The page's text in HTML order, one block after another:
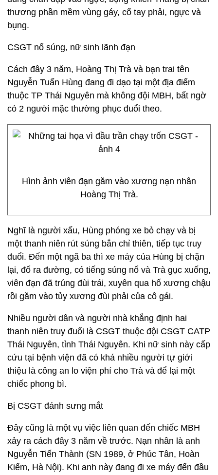
thương phần mềm vùng gáy, cổ tay phải, ngực và
bụng.
CSGT nổ súng, nữ sinh lãnh đạn
Cách đây 3 năm, Hoàng Thị Trà và bạn trai tên
Nguyễn Tuấn Hùng đang đi dạo tại một địa điểm
thuộc TP Thái Nguyên mà không đội MBH, bất ngờ
có 2 người mặc thường phục đuổi theo.
Hình ảnh viên đạn găm vào xương nạn nhân
Hoàng Thị Trà.
Nghĩ là người xấu, Hùng phóng xe bỏ chạy và bị
một thanh niên rút súng bắn chỉ thiên, tiếp tục truy
đuổi. Đến một ngã ba thì xe máy của Hùng bị chặn
lại, đổ ra đường, có tiếng súng nổ và Trà gục xuống,
viên đạn đã trúng đùi trái, xuyên qua hố xương chậu
rồi găm vào tủy xương đùi phải của cô gái.
Nhiều người dân và người nhà khẳng định hai
thanh niên truy đuổi là CSGT thuộc đội CSGT CATP
Thái Nguyên, tỉnh Thái Nguyên. Khi nữ sinh này cấp
cứu tại bệnh viện đã có khá nhiều người tự giới
thiệu là công an lo viện phí cho Trà và để lại một
chiếc phong bì.
Bị CSGT đánh sưng mắt
Đây cũng là một vụ việc liên quan đến chiếc MBH
xảy ra cách đây 3 năm về trước. Nạn nhân là anh
Nguyễn Tiến Thành (SN 1989, ở Phúc Tân, Hoàn
Kiếm, Hà Nội). Khi anh này đang đi xe máy đến đầu